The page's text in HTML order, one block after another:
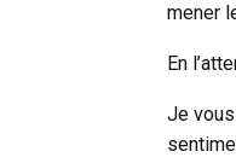
mener
En
Je